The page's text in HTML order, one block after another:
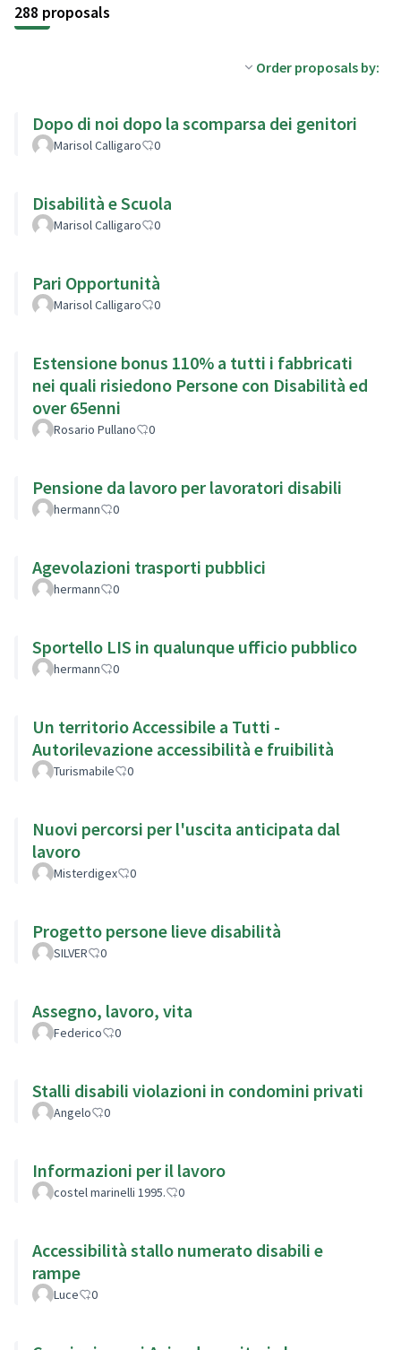
288 proposals
Order proposals by:
Dopo di noi dopo la scomparsa dei genitori
Marisol Calligaro 0
Disabilità e Scuola
Marisol Calligaro 0
Pari Opportunità
Marisol Calligaro 0
Estensione bonus 110% a tutti i fabbricati
nei quali risiedono Persone con Disabilità ed
over 65enni
Rosario Pullano 0
Pensione da lavoro per lavoratori disabili
hermann 0
Agevolazioni trasporti pubblici
hermann 0
Sportello LIS in qualunque ufficio pubblico
hermann 0
Un territorio Accessibile a Tutti -
Autorilevazione accessibilità e fruibilità
Turismabile 0
Nuovi percorsi per l'uscita anticipata dal
lavoro
Misterdigex 0
Progetto persone lieve disabilità
SILVER 0
Assegno, lavoro, vita
Federico 0
Stalli disabili violazioni in condomini privati
Angelo 0
Informazioni per il lavoro
costel marinelli 1995. 0
Accessibilità stallo numerato disabili e
rampe
Luce 0